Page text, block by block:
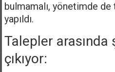
bulmamalı, yönetimde de
yapıldı.
Talepler arasında
çıkıyor: